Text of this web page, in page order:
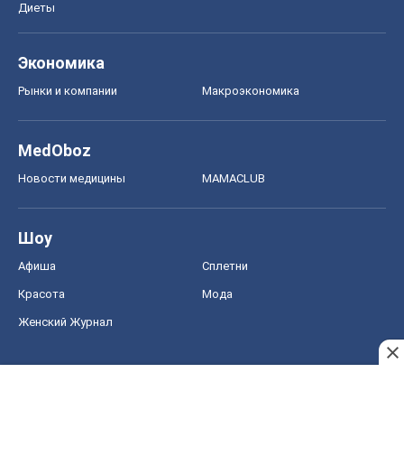
Диеты
Экономика
Рынки и компании Mакроэкономика
MedOboz
Новости медицины MAMACLUB
Шоу
Афиша Сплетни
Красота Мода
Женский Журнал